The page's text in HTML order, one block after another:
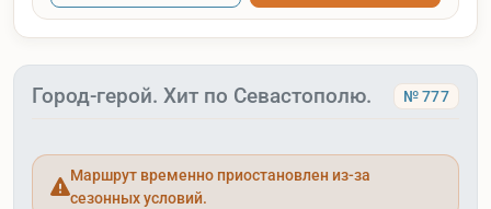
Город-герой. Хит по Севастополю. № 777
Маршрут временно приостановлен из-за
сезонных условий.